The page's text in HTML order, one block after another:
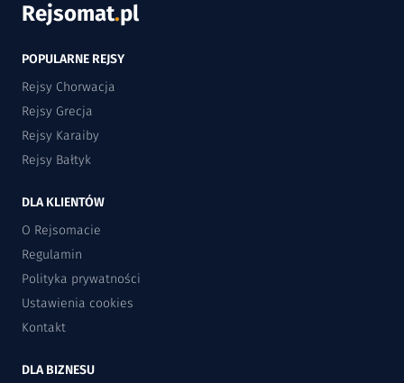
Rejsomat.pl
POPULARNE REJSY
Rejsy Chorwacja
Rejsy Grecja
Rejsy Karaiby
Rejsy Bałtyk
DLA KLIENTÓW
O Rejsomacie
Regulamin
Polityka prywatności
Ustawienia cookies
Kontakt
DLA BIZNESU